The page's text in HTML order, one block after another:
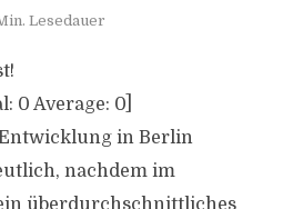
Lesedauer
0 Average: 0]
in Berlin
nachdem im
überdurchschnittliches